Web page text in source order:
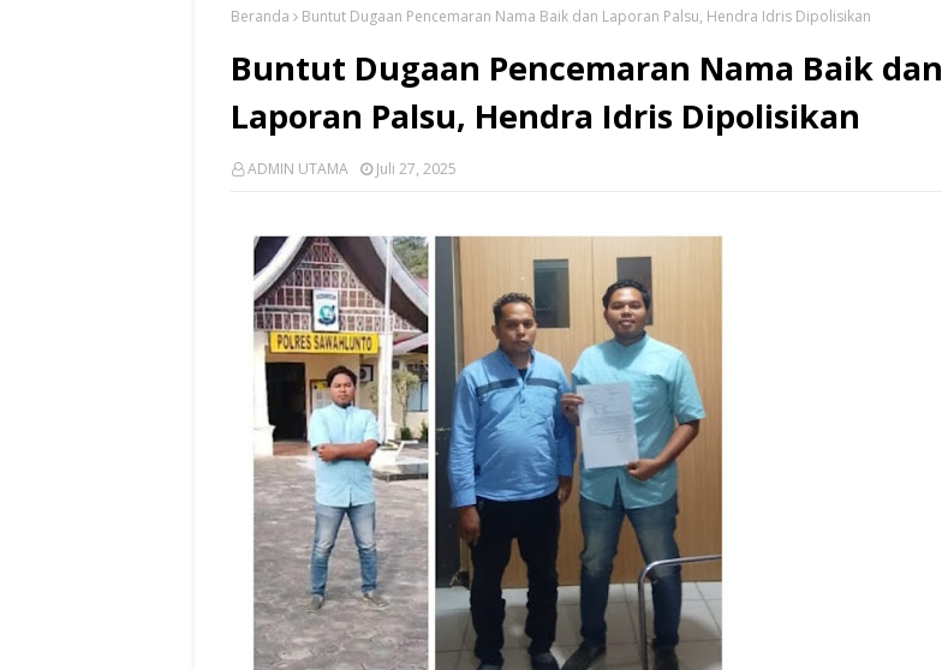
Beranda Buntut Dugaan Pencemaran Nama Baik dan Laporan Palsu, Hendra Idris Dipolisikan
Buntut Dugaan Pencemaran Nama Baik dan
Laporan Palsu, Hendra Idris Dipolisikan
ADMIN UTAMA Juli 27, 2025